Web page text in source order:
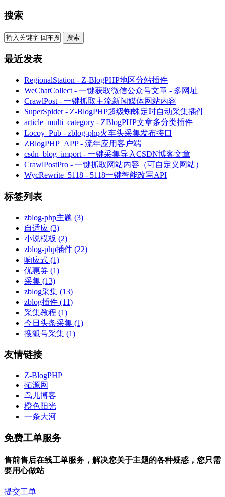
搜索
最近发表
RegionalStation - Z-BlogPHP地区分站插件
WeChatCollect - 一键获取微信公众号文章 - 多网址
CrawlPost - 一键抓取主流新闻媒体网站内容
SuperSpider - Z-BlogPHP超级蜘蛛定时自动采集插件
article_multi_category - ZBlogPHP文章多分类插件
Locoy_Pub - zblog-php火车头采集发布接口
ZBlogPHP_APP - 流年应用客户端
csdn_blog_import - 一键采集导入CSDN博客文章
CrawlPostPro - 一键抓取网站内容（可自定义网站）
WycRewrite_5118 - 5118一键智能改写API
标签列表
zblog-php主题 (3)
自适应 (3)
小说模板 (2)
zblog-php插件 (22)
响应式 (1)
优惠券 (1)
采集 (13)
zblog采集 (13)
zblog插件 (11)
采集教程 (1)
今日头条采集 (1)
搜狐号采集 (1)
友情链接
Z-BlogPHP
拓源网
鸟儿博客
橙色阳光
一条大河
免费工单服务
售前售后在线工单服务，解决您关于主题的各种疑惑，您只需
要用心做站
提交工单